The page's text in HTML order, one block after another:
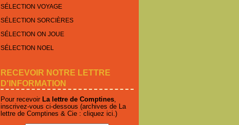
SÉLECTION VOYAGE
SÉLECTION SORCIÈRES
SÉLECTION ON JOUE
SÉLECTION NOEL
RECEVOIR NOTRE LETTRE
D'INFORMATION
Pour recevoir La lettre de Comptines,
inscrivez-vous ci-dessous (archives de La
lettre de Comptines & Cie : cliquez ici .)